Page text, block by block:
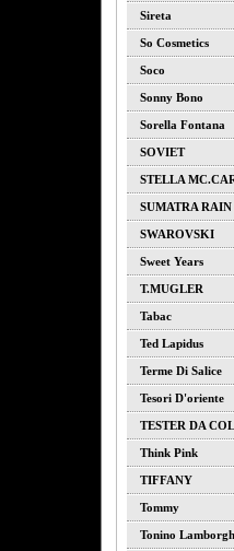
Sireta
So Cosmetics
Soco
Sonny Bono
Sorella Fontana
SOVIET
STELLA
SUMATRA RAIN
SWAROVSKI
Sweet Years
T.MUGLER
Tabac
Ted Lapidus
Terme Di Salice
Tesori D'oriente
TESTER DA
Think Pink
TIFFANY
Tommy
Tonino